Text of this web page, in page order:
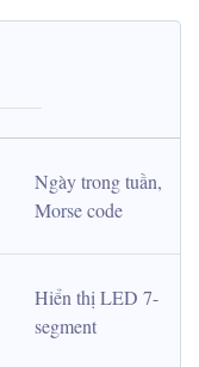
Ngày trong tuần,
Morse code
Hiển thị LED 7-
segment